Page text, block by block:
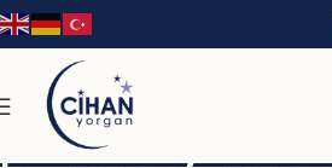
pamuklu yastık